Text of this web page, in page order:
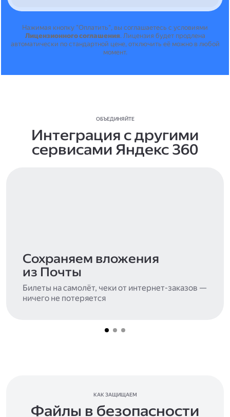
Нажимая кнопку "Оплатить", вы соглашаетесь с условиями
Лицензионного соглашения. Лицензия будет продлена
автоматически по стандартной цене, отключить её можно в любой
момент.
ОБЪЕДИНЯЙТЕ
Интеграция с другими
сервисами Яндекс 360
Сохраняем вложения
из Почты
Билеты на самолёт, чеки от интернет-заказов —
ничего не потеряется
КАК ЗАЩИЩАЕМ
Файлы в безопасности